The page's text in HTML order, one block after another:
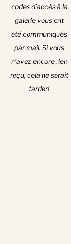
codes d’accès à la
galerie vous ont
été communiqués
par mail. Si vous
n’avez encore rien
reçu, cela ne serait
tarder!